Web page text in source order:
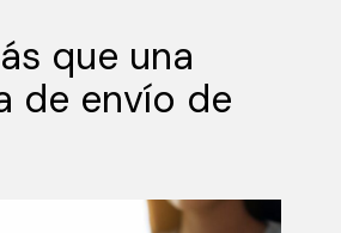
que una
de envío de